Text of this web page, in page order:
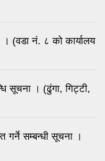
(वडा नं. ८ को कार्यालय
सूचना । (ढुंगा, गिट्टी,
सम्बन्धी सूचना ।